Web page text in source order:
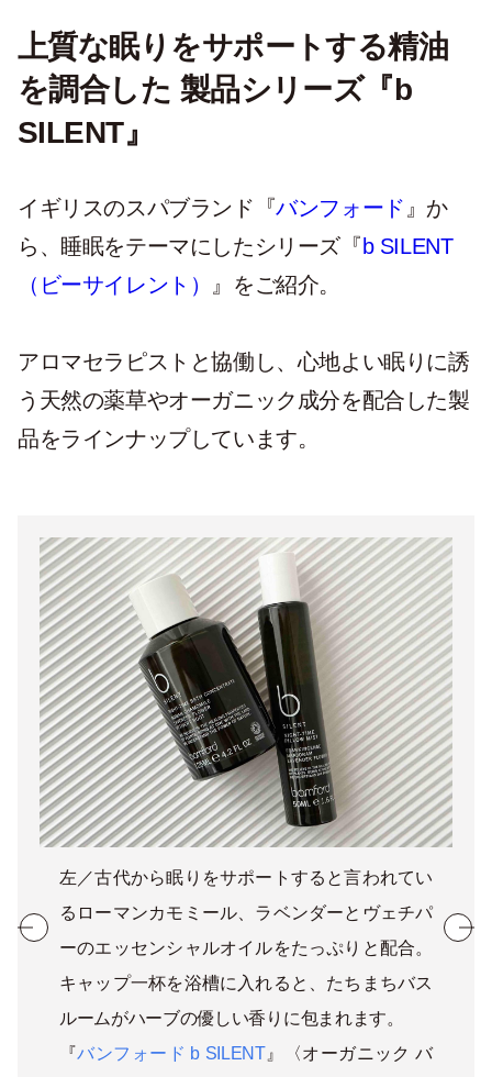
上質な眠りをサポートする精油
を調合した 製品シリーズ『b
SILENT』
イギリスのスパブランド『バンフォード 』か
ら、睡眠をテーマにしたシリーズ『 b SILENT
（ビーサイレント）
』をご紹介。
アロマセラピストと協働し、心地よい眠りに誘
う天然の薬草やオーガニック成分を配合した製
品をラインナップしています。
左／古代から眠りをサポートすると言われてい
るローマンカモミール、ラベンダーとヴェチパ
ーのエッセンシャルオイルをたっぷりと配合。
キャップ一杯を浴槽に入れると、たちまちバス
ルームがハーブの優しい香りに包まれます。
『バンフォード b SILENT』〈オーガニック バ